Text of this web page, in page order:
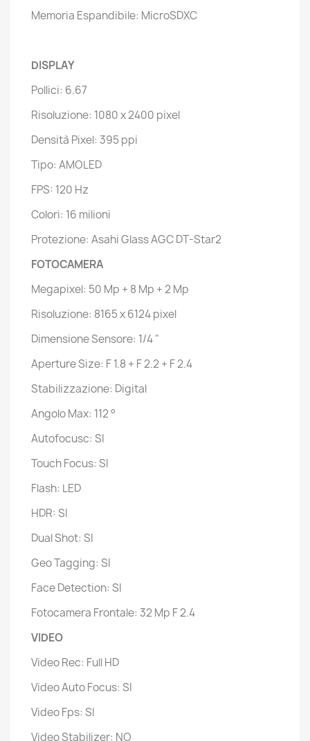
Memoria Espandibile: MicroSDXC
DISPLAY
Pollici: 6.67
Risoluzione: 1080 x 2400 pixel
Densità Pixel: 395 ppi
Tipo: AMOLED
FPS: 120 Hz
Colori: 16 milioni
Protezione: Asahi Glass AGC DT-Star2
FOTOCAMERA
Megapixel: 50 Mp + 8 Mp + 2 Mp
Risoluzione: 8165 x 6124 pixel
Dimensione Sensore: 1/4 "
Aperture Size: F 1.8 + F 2.2 + F 2.4
Stabilizzazione: Digital
Angolo Max: 112 °
Autofocusc: SI
Touch Focus: SI
Flash: LED
HDR: SI
Dual Shot: SI
Geo Tagging: SI
Face Detection: SI
Fotocamera Frontale: 32 Mp F 2.4
VIDEO
Video Rec: Full HD
Video Auto Focus: SI
Video Fps: SI
Video Stabilizer: NO